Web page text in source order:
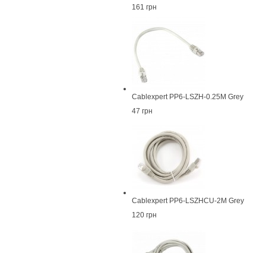
161 грн
Cablexpert PP6-LSZH-0.25M Grey
47 грн
Cablexpert PP6-LSZHCU-2M Grey
120 грн